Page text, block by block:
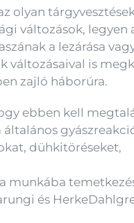
olyan
változások, legyen
a lezárása
változásaival is
zajló háborúra.
ebben kell
dühkitöréseket,
munkába
és